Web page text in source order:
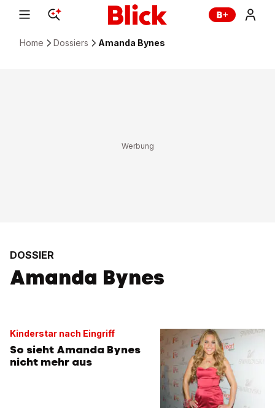
Home Dossiers Amanda Bynes
DOSSIER
Amanda Bynes
Kinderstar nach Eingriff
So sieht Amanda Bynes
nicht mehr aus